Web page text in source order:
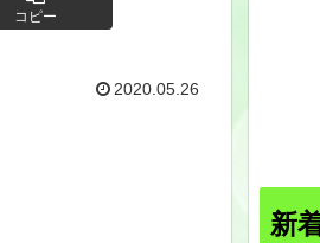
コピー
2020.05.26
新